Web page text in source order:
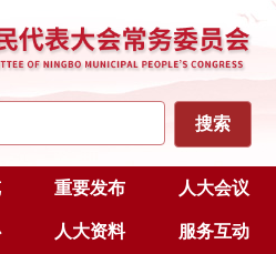
重要发布 人大会议
人大资料 服务互动